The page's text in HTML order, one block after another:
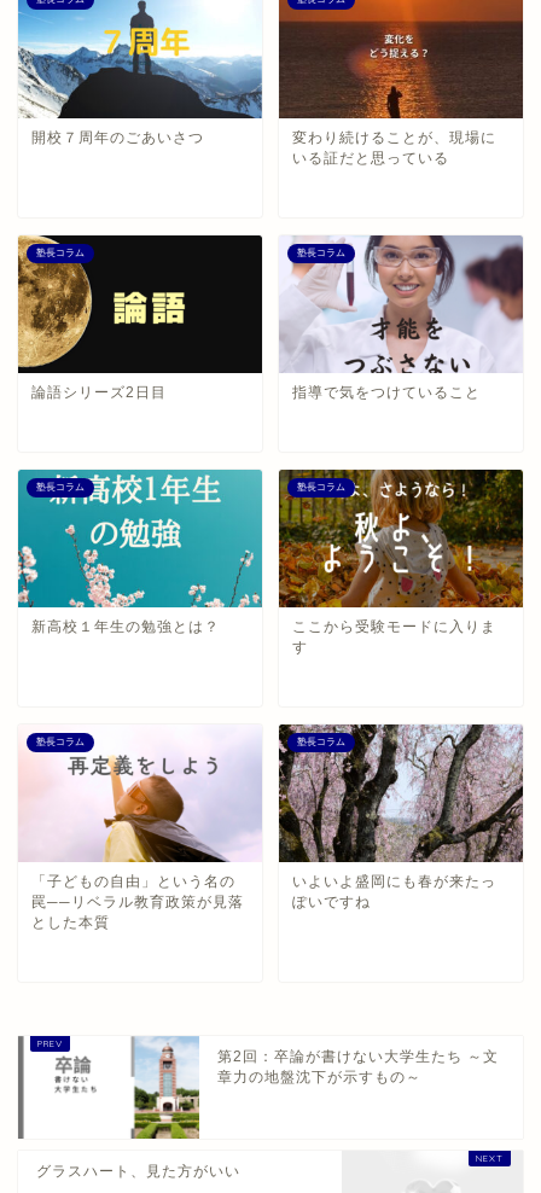
開校７周年のごあいさつ
変わり続けることが、現場に
いる証だと思っている
塾長コラム
論語シリーズ2日目
塾長コラム
指導で気をつけていること
塾長コラム
新高校１年生の勉強とは？
塾長コラム
ここから受験モードに入りま
す
塾長コラム
「子どもの自由」という名の
罠──リベラル教育政策が見落
とした本質
塾長コラム
いよいよ盛岡にも春が来たっ
ぽいですね
第2回：卒論が書けない大学生たち ～文
章力の地盤沈下が示すもの～
グラスハート、見た方がいい